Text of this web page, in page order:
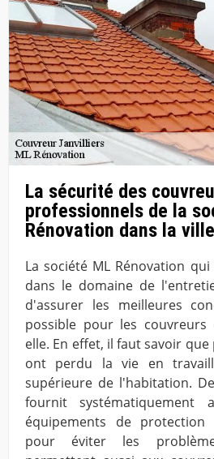
La sécurité des
professionnels de la
Rénovation dans la
La société ML Rénovation
dans le domaine de
d'assurer les meilleures
possible pour les
elle. En effet, il faut savoir
ont perdu la vie en
supérieure de l'habitation.
fournit systématiquement
équipements de protection
pour éviter les